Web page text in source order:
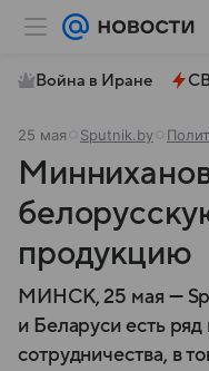
Война в Иране
25 мая Sputnik.by
продукцию
МИНСК, 25 мая —
и Беларуси есть
сотрудничества, в